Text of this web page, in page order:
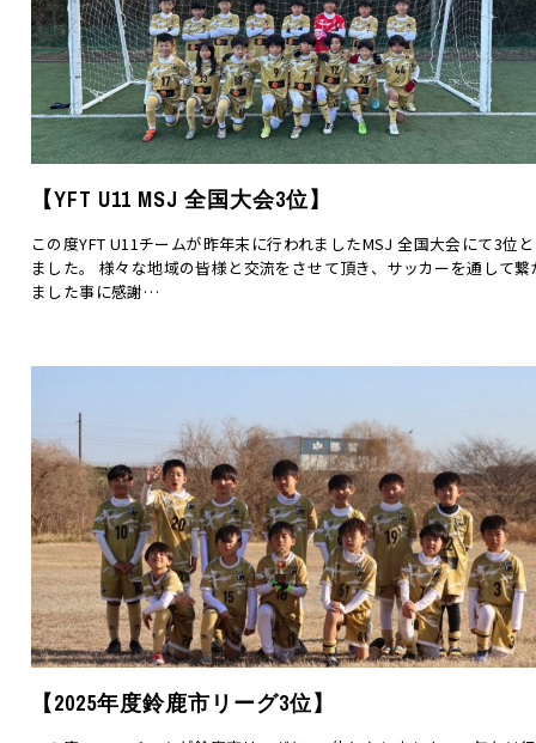
【YFT U11 MSJ 全国大会3位】
この度YFT U11チームが昨年末に行われましたMSJ 全国大会にて3位
ました。 様々な地域の皆様と交流をさせて頂き、サッカーを通して繋
ました事に感謝…
【2025年度鈴鹿市リーグ3位】